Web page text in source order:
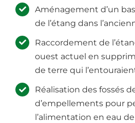
Aménagement d’un
de l’étang dans
Raccordement de
ouest actuel en
de terre qui
Réalisation des fossés
d’empellements pour
l’alimentation en eau de